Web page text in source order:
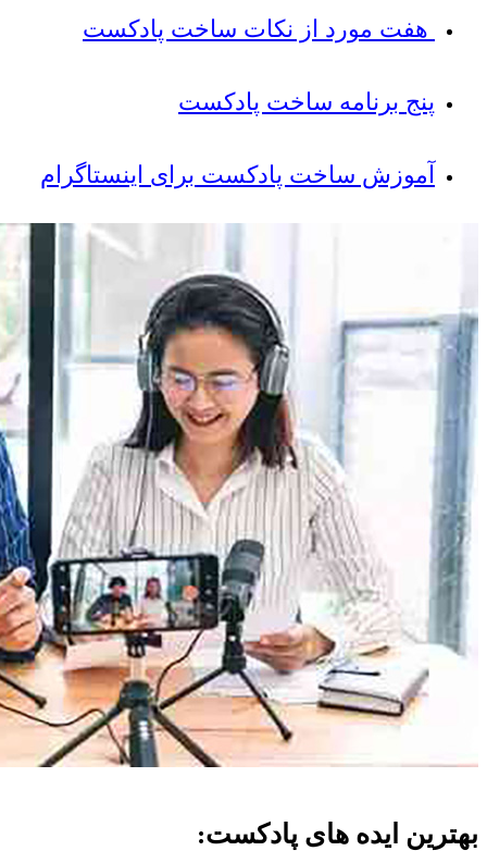
هفت مورد از نکات ساخت پادکست
پنج برنامه ساخت پادکست
آموزش ساخت پادکست برای اینستاگرام
بهترین ایده های پادکست: